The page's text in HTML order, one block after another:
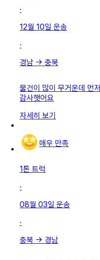
·
12월 10일 운송
·
경남 → 충북
물건이 많이 무거운데 먼
감사햇어요
자세히 보기
매우 만족
1톤 트럭
·
08월 03일 운송
·
충북 → 경남